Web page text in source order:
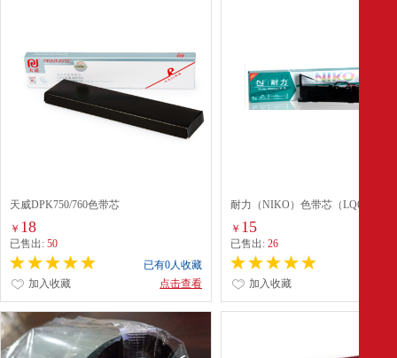
天威DPK750/760色带芯
￥ 18
已售出: 50
已有0人收藏
点击查看
加入收藏
耐力（NIKO）色带芯（LQ630K/
黑色
￥ 15
已售出:26
加入收藏